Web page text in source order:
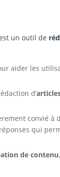
un outil de
aider les
d’
convié à
qui
de contenu